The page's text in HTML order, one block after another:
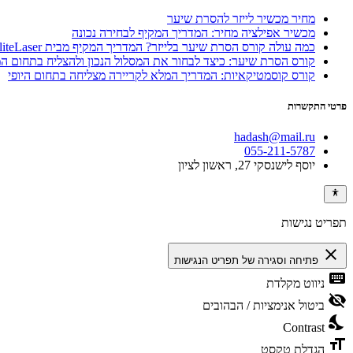
מחיר מכשיר לייזר להסרת שיער
מכשיר אפילציה מחיר: המדריך המקיף לבחירה נכונה
כמה עולה קורס הסרת שיער בלייזר? המדריך המקיף מבית EliteLaser
קורס הסרת שיער: כיצד לבחור את המסלול הנכון ולהצליח בתחום
קורס קוסמטיקאיות: המדריך המלא לקריירה מצליחה בתחום היופי
פרטי התקשרות
hadash@mail.ru
055-211-5787
יוסף לישנסקי 27, ראשון לציון
תפריט נגישות
close פתיחה וסגירה של תפריט הנגישות
keyboard ניווט מקלדת
visibility_off ביטול אנימציות / הבהובים
nights_stay
Contrast
format_size הגדלת טקסט